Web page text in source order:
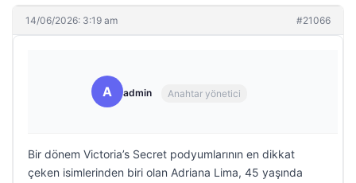
14/06/2026: 3:19 am #21066
A admin Anahtar yönetici
Bir dönem Victoria’s Secret podyumlarının en dikkat
çeken isimlerinden biri olan Adriana Lima, 45 yaşında